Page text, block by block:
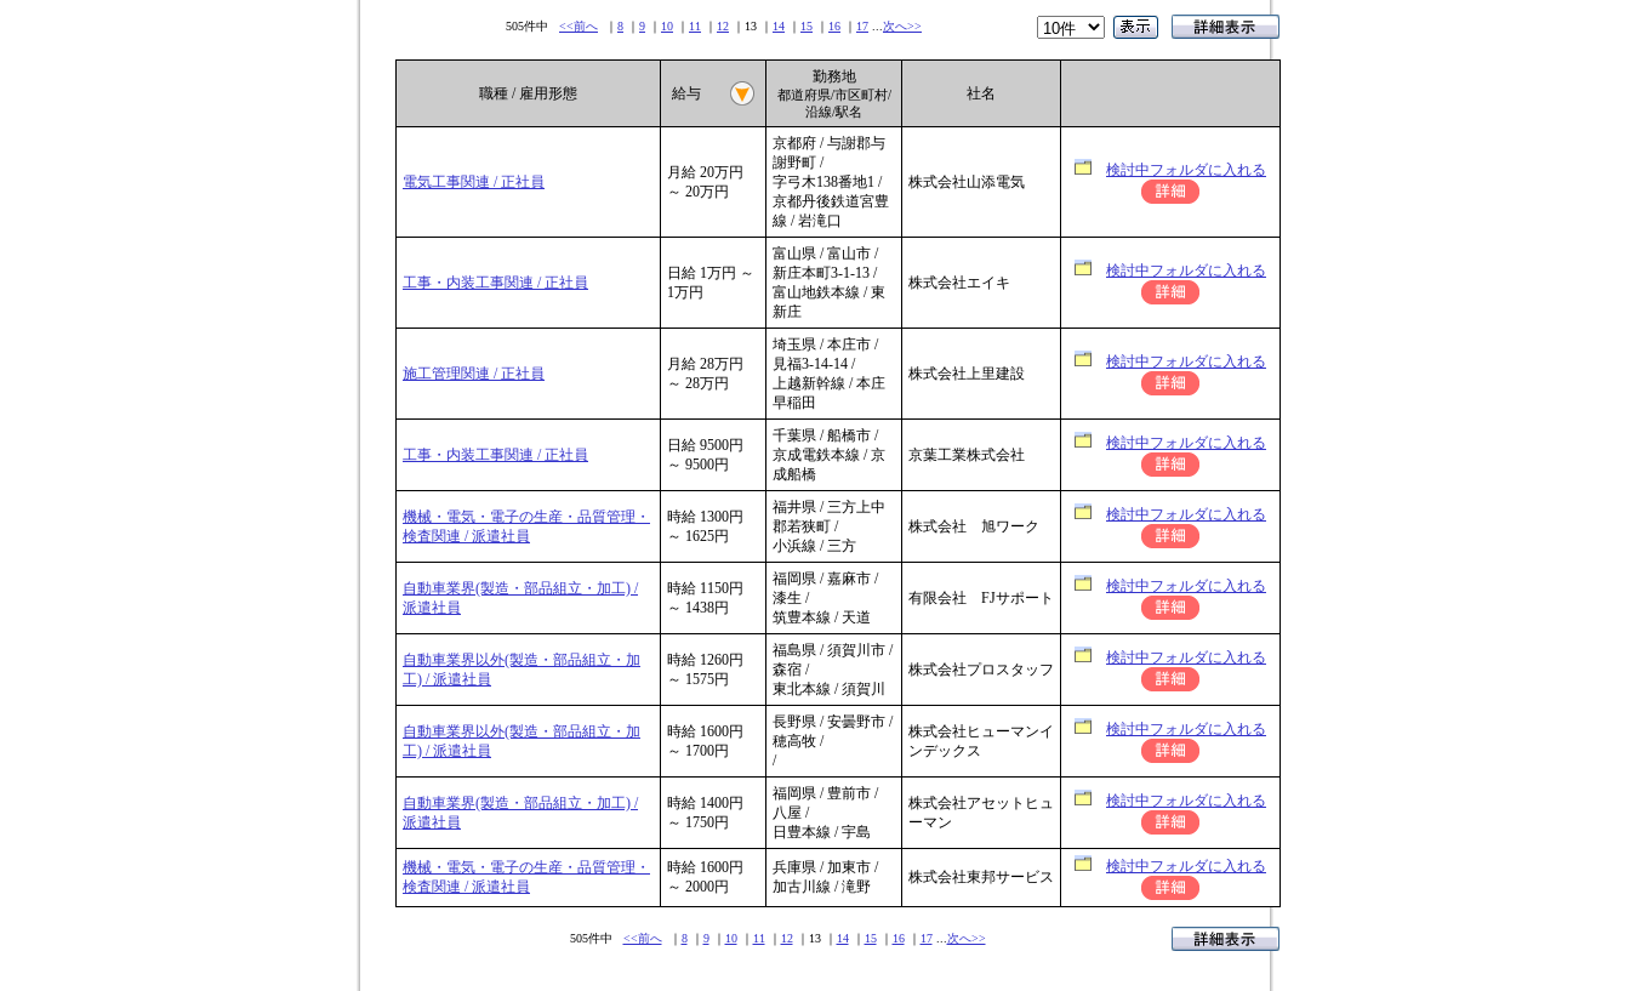
505件中 <<前へ ｜ 8 ｜ 9 ｜ 10 ｜ 11 ｜ 12 ｜13 ｜ 14 ｜ 15 ｜ 16 ｜ 17 次へ>>
職種 / 雇用形態 給与
勤務地
都道府県/市区町村/
沿線/駅名
社名
電気工事関連 / 正社員
月給 20万円
～ 20万円
京都府 / 与謝郡与
謝野町 /
字弓木138番地1 /
京都丹後鉄道宮豊
線 / 岩滝口
株式会社山添電気
検討中フォルダに入れる
工事・内装工事関連 / 正社員
日給 1万円 ～
1万円
富山県 / 富山市 /
新庄本町3-1-13 /
富山地鉄本線 / 東
新庄
株式会社エイキ
検討中フォルダに入れる
施工管理関連 / 正社員
月給 28万円
～ 28万円
埼玉県 / 本庄市 /
見福3-14-14 /
上越新幹線 / 本庄
早稲田
株式会社上里建設
検討中フォルダに入れる
工事・内装工事関連 / 正社員
日給 9500円
～ 9500円
千葉県 / 船橋市 /
京成電鉄本線 / 京
成船橋
京葉工業株式会社
検討中フォルダに入れる
機械・電気・電子の生産・品質管理・
検査関連 / 派遣社員
時給 1300円
～ 1625円
福井県 / 三方上中
郡若狭町 /
小浜線 / 三方
株式会社 旭ワーク
検討中フォルダに入れる
自動車業界(製造・部品組立・加工) /
派遣社員
時給 1150円
～ 1438円
福岡県 / 嘉麻市 /
漆生 /
筑豊本線 / 天道
有限会社 FJサポート
検討中フォルダに入れる
自動車業界以外(製造・部品組立・加
工) / 派遣社員
時給 1260円
～ 1575円
福島県 / 須賀川市 /
森宿 /
東北本線 / 須賀川
株式会社プロスタッフ
検討中フォルダに入れる
自動車業界以外(製造・部品組立・加
工) / 派遣社員
時給 1600円
～ 1700円
長野県 / 安曇野市 /
穂高牧 /
/
株式会社ヒューマンイ
ンデックス
検討中フォルダに入れる
自動車業界(製造・部品組立・加工) /
派遣社員
時給 1400円
～ 1750円
福岡県 / 豊前市 /
八屋 /
日豊本線 / 宇島
株式会社アセットヒュ
ーマン
検討中フォルダに入れる
機械・電気・電子の生産・品質管理・
検査関連 / 派遣社員
時給 1600円
～ 2000円
兵庫県 / 加東市 /
加古川線 / 滝野
株式会社東邦サービス
検討中フォルダに入れる
505件中 <<前へ｜ 8｜ 9｜ 10｜ 11 ｜ 12｜13 ｜ 14｜ 15｜ 16｜ 17... 次へ>>